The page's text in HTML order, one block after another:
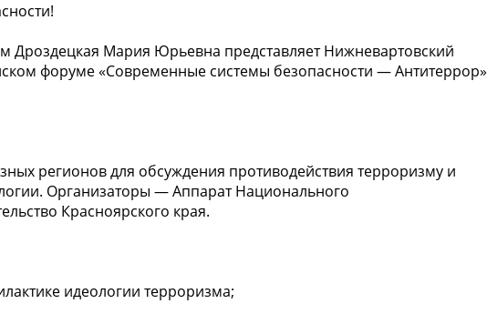
Дроздецкая Мария Юрьевна представляет Нижневартовский
форуме «Современные системы безопасности — Антитеррор»
регионов для обсуждения противодействия терроризму и
Организаторы — Аппарат Национального
Красноярского края.
идеологии терроризма;